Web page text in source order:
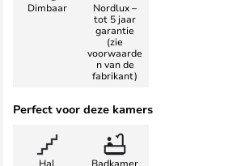
Dimbaar
Nordlux –
tot 5 jaar
garantie
(zie
voorwaarde
n van de
fabrikant)
Perfect voor deze kamers
Hal Badkamer